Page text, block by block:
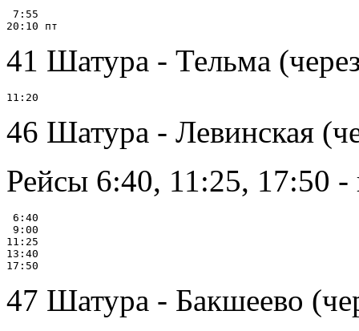
7:55
41 Шатура - Тельма
46 Шатура - Левинская
Рейсы 6:40, 11:25, 17:50 -
6:40
9:00
11:25
13:40
47 Шатура - Бакшеево